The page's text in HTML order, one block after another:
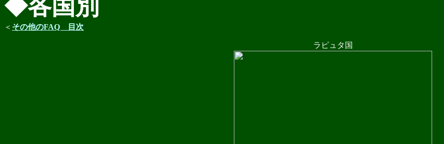
◆各国別
＜ その他のFAQ 目次
ラピュタ国